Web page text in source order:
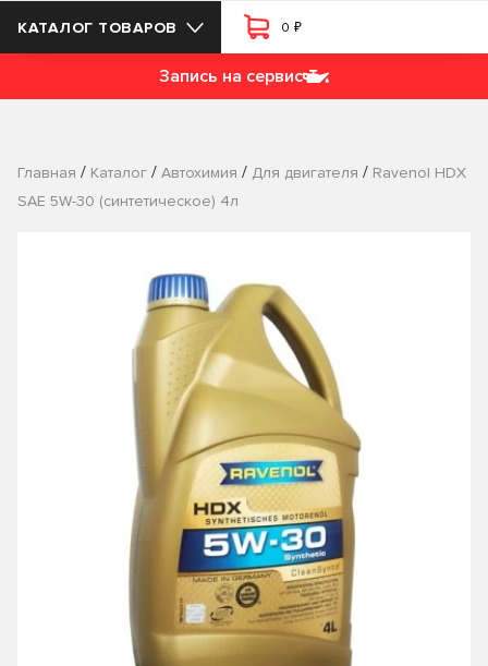
КАТАЛОГ ТОВАРОВ 0 ₽
Запись на сервис
Главная / Каталог / Автохимия / Для двигателя / Ravenol HDX
SAE 5W-30 (синтетическое) 4л